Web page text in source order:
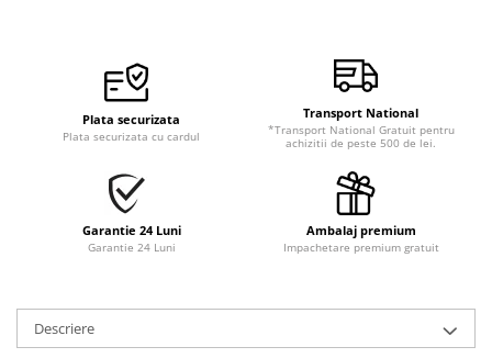
Plata securizata
Plata securizata cu cardul
Transport National
*Transport National Gratuit pentru
achizitii de peste 500 de lei.
Garantie 24 Luni
Garantie 24 Luni
Ambalaj premium
Impachetare premium gratuit
Descriere